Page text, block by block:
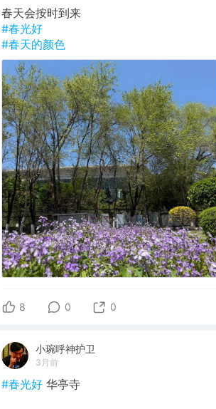
春天会按时到来
#春光好
#春天的颜色
8 0 0
小琬呼神护卫
3月前
#春光好 华亭寺